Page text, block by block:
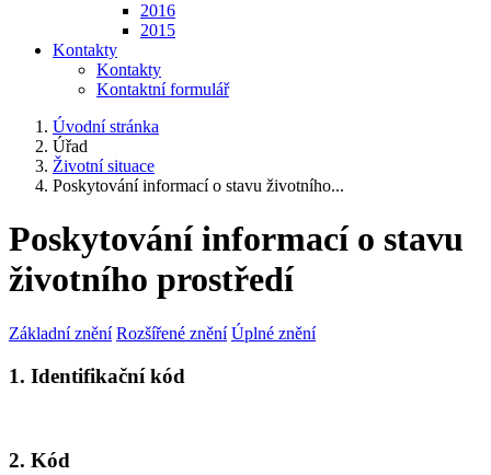
2016
2015
Kontakty
Kontakty
Kontaktní formulář
Úvodní stránka
Úřad
Životní situace
Poskytování informací o stavu životního...
Poskytování informací o stavu
životního prostředí
Základní znění Rozšířené znění Úplné znění
1. Identifikační kód
2. Kód